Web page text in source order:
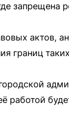
запрещена
актов,
границ